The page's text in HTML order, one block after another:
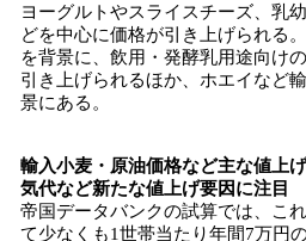
ヨーグルトやスライスチーズ、乳
どを中心に価格が引き上げられる
を背景に、飲用・発酵乳用途向け
引き上げられるほか、ホエイなど
景にある。
輸入小麦・原油価格など主な値上
気代など新たな値上げ要因に注目
帝国データバンクの試算では、こ
て少なくも1世帯当たり年間7万円